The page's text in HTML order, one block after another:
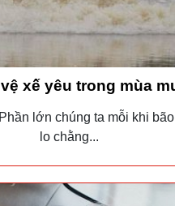
xế yêu trong mùa
lớn chúng ta mỗi khi
lo chằng...